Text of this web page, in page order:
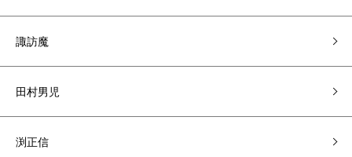
諏訪魔
田村男児
渕正信